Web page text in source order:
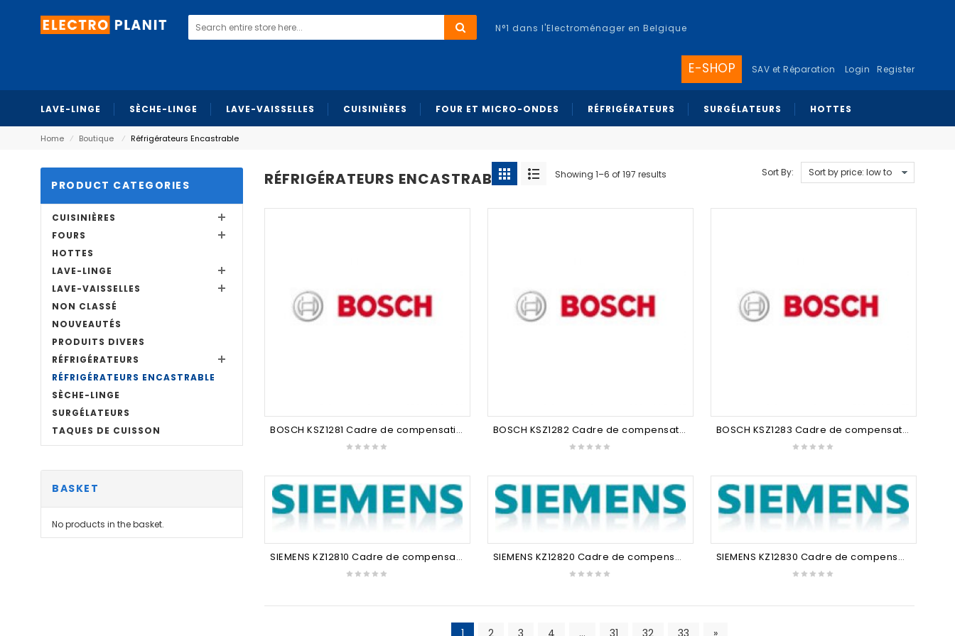
N°1 dans l'Electroménager en Belgique
E-SHOP SAV et Réparation Login Register
LAVE-LINGE SÈCHE-LINGE LAVE-VAISSELLES CUISINIÈRES FOUR ET MICRO-ONDES RÉFRIGÉRATEURS SURGÉLATEURS HOTTES
Home ⁄ Boutique ⁄ Réfrigérateurs Encastrable
PRODUCT CATEGORIES
CUISINIÈRES
FOURS
HOTTES
LAVE-LINGE
LAVE-VAISSELLES
NON CLASSÉ
NOUVEAUTÉS
PRODUITS DIVERS
RÉFRIGÉRATEURS
RÉFRIGÉRATEURS ENCASTRABLE
SÈCHE-LINGE
SURGÉLATEURS
TAQUES DE CUISSON
BASKET
No products in the basket.
RÉFRIGÉRATEURS ENCASTRABLE Showing 1–6 of 197 results Sort By:
BOSCH KSZ1281 Cadre de compensation hauteur : 37 mm KFL24. KFR18. KFL18 alu mat Bosch BOSCH KSZ1282 Cadre de compensation hauteur : 41 mm KFL24. KFR18. KFL18. alu mat Bosch BOSCH KSZ1283 Cadre de compensation hauteur : 56 mm KFL24. KFR18. KFL18. alu mat Bosch
SIEMENS KZ12810 Cadre de compensation hauteur : 37 mm KF24.. KF18.. Alu mat Siemens SIEMENS KZ12820 Cadre de compensation hauteur : 41 mm KF24.. KF18.. Alu mat Siemens SIEMENS KZ12830 Cadre de compensation hauteur : 56 mm KF24.. KF18.. Alu mat Siemens
1 2 3 4 … 31 32 33 »